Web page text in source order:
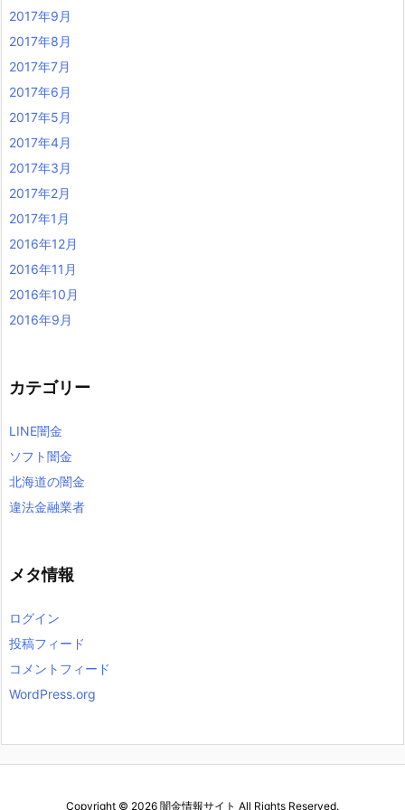
2017年9月
2017年8月
2017年7月
2017年6月
2017年5月
2017年4月
2017年3月
2017年2月
2017年1月
2016年12月
2016年11月
2016年10月
2016年9月
カテゴリー
LINE闇金
ソフト闇金
北海道の闇金
違法金融業者
メタ情報
ログイン
投稿フィード
コメントフィード
WordPress.org
Copyright © 2026 闇金情報サイト All Rights Reserved.